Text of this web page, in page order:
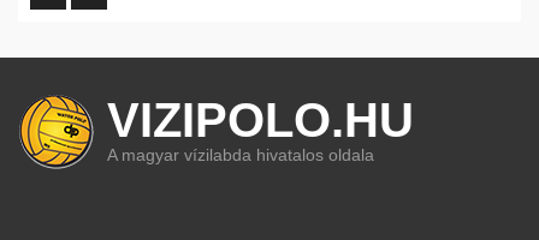
VIZIPOLO.HU
A magyar vízilabda hivatalos oldala